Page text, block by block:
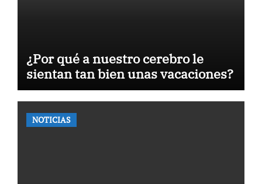
¿Por qué a nuestro cerebro le
sientan tan bien unas vacaciones?
NOTICIAS